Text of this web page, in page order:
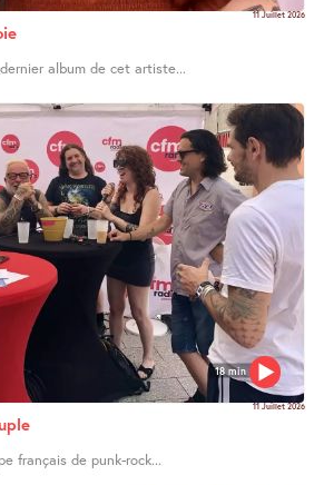
11 Juillet 2026
album de cet artiste...
18 min
11 Juillet 2026
français de punk-rock...